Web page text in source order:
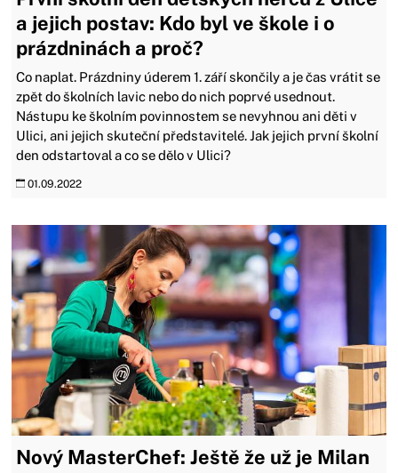
a jejich postav: Kdo byl ve škole i o
prázdninách a proč?
Co naplat. Prázdniny úderem 1. září skončily a je čas vrátit se
zpět do školních lavic nebo do nich poprvé usednout.
Nástupu ke školním povinnostem se nevyhnou ani děti v
Ulici, ani jejich skuteční představitelé. Jak jejich první školní
den odstartoval a co se dělo v Ulici?
01.09.2022
Nový MasterChef: Ještě že už je Milan